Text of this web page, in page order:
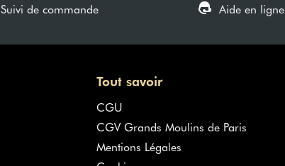
Suivi de commande Aide en ligne
Tout savoir
CGU
CGV Grands Moulins de Paris
Mentions Légales